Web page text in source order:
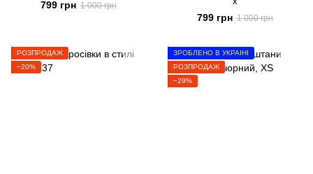
799 грн 1 000 грн
799 грн 1 000 грн
РОЗПРОДАЖ
−20%
ЗРОБЛЕНО В УКРАЇНІ
РОЗПРОДАЖ
−29%